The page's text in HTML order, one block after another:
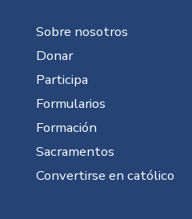
Sobre nosotros
Donar
Participa
Formularios
Formación
Sacramentos
Convertirse en católico